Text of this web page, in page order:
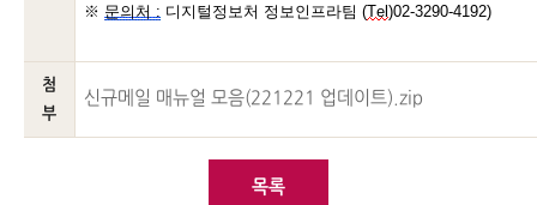
※ 문의처 : 디지털정보처 정보인프라팀 (Tel )02-3290-4192)
첨
부
신규메일 매뉴얼 모음(221221 업데이트).zip
목록